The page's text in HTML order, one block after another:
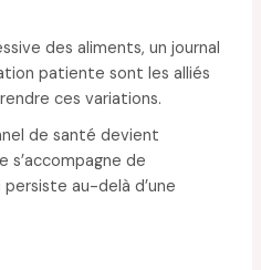
des aliments, un journal
patiente sont les alliés
ces variations.
de santé devient
s’accompagne de
au-delà d’une